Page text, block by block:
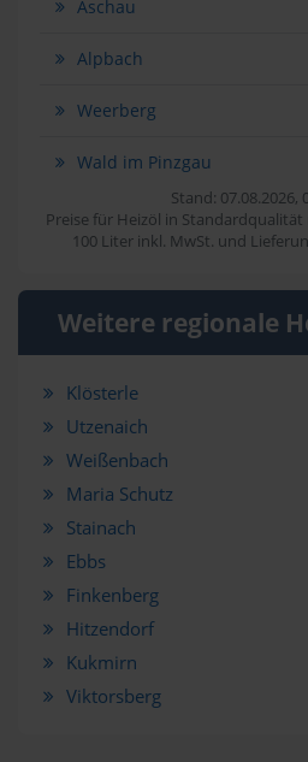
Aschau
Alpbach
Weerberg
Wald im Pinzgau
Stand: 07.08.2026,
Preise für Heizöl in Standardqualität
100 Liter inkl. MwSt. und
Weitere regionale
Klösterle
Utzenaich
Weißenbach
Maria Schutz
Stainach
Ebbs
Finkenberg
Hitzendorf
Kukmirn
Viktorsberg